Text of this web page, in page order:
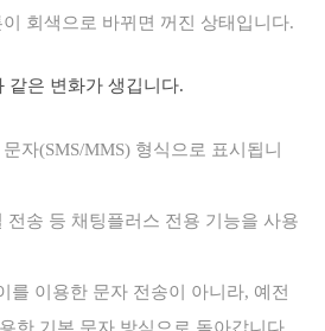
회색으로 바뀌면 꺼진 상태입니다.
같은 변화가 생깁니다.
자(SMS/MMS) 형식으로 표시됩니
전송 등 채팅플러스 전용 기능을 사용
를 이용한 문자 전송이 아니라, 예전
한 기본 문자 방식으로 돌아갑니다.